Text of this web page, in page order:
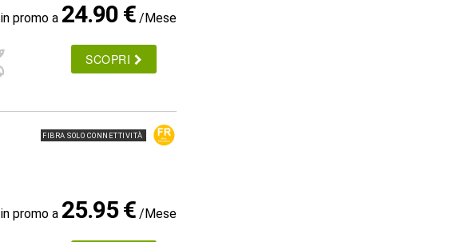
in promo a 24.90 € /Mese
SCOPRI
FIBRA SOLO CONNETTIVITÀ
in promo a 25.95 € /Mese